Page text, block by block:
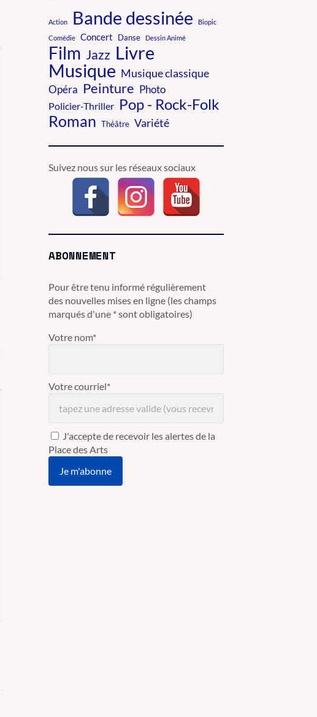
Action Bande dessinée
Biopic
Comédie
Concert Danse Dessin Animé
Film Jazz Livre
Musique Musique classique
Opéra Peinture Photo
Policier-Thriller Pop - Rock-Folk
Roman Théâtre Variété
Suivez nous sur les réseaux sociaux
ABONNEMENT
Pour être tenu informé régulièrement
des nouvelles mises en ligne (les champs
marqués d'une * sont obligatoires)
Votre nom*
Votre courriel*
J'accepte de recevoir les alertes de la
Place des Arts